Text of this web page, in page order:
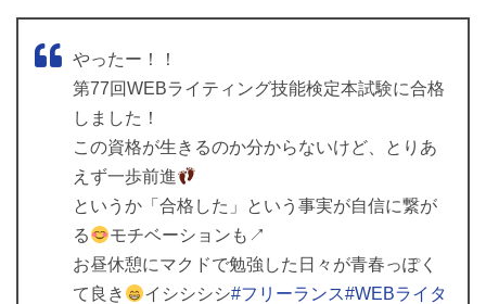
やったー！！
第77回WEBライティング技能検定本試験に合格
しました！
この資格が生きるのか分からないけど、とりあ
えず一歩前進
というか「合格した」という事実が自信に繋が
る
モチベーションも↗
お昼休憩にマクドで勉強した日々が青春っぽく
て良き
イシシシシ#フリーランス#WEBライタ